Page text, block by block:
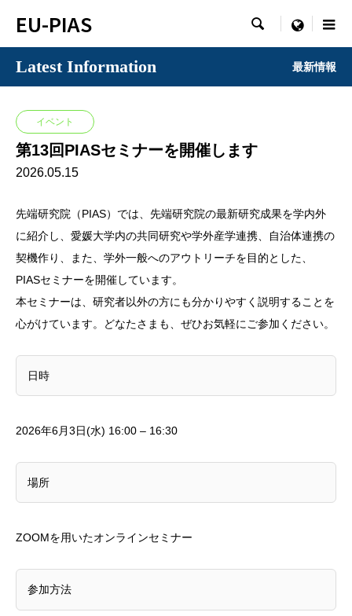
EU-PIAS  menu
Latest Information 最新情報
イベント
第13回PIASセミナーを開催します
2026.05.15
先端研究院（PIAS）では、先端研究院の最新研究成果を学内外
に紹介し、愛媛大学内の共同研究や学外産学連携、自治体連携の
契機作り、また、学外一般へのアウトリーチを目的とした、
PIASセミナーを開催しています。
本セミナーは、研究者以外の方にも分かりやすく説明することを
心がけています。どなたさまも、ぜひお気軽にご参加ください。
日時
2026年6月3日(水) 16:00 – 16:30
場所
ZOOMを用いたオンラインセミナー
参加方法